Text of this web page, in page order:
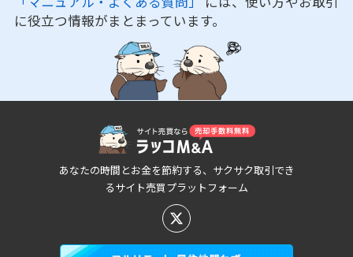
に役立つ情報がまとまっています。
あなたの時間とお金を節約する、サクサク取引でき
るサイト売買プラットフォーム